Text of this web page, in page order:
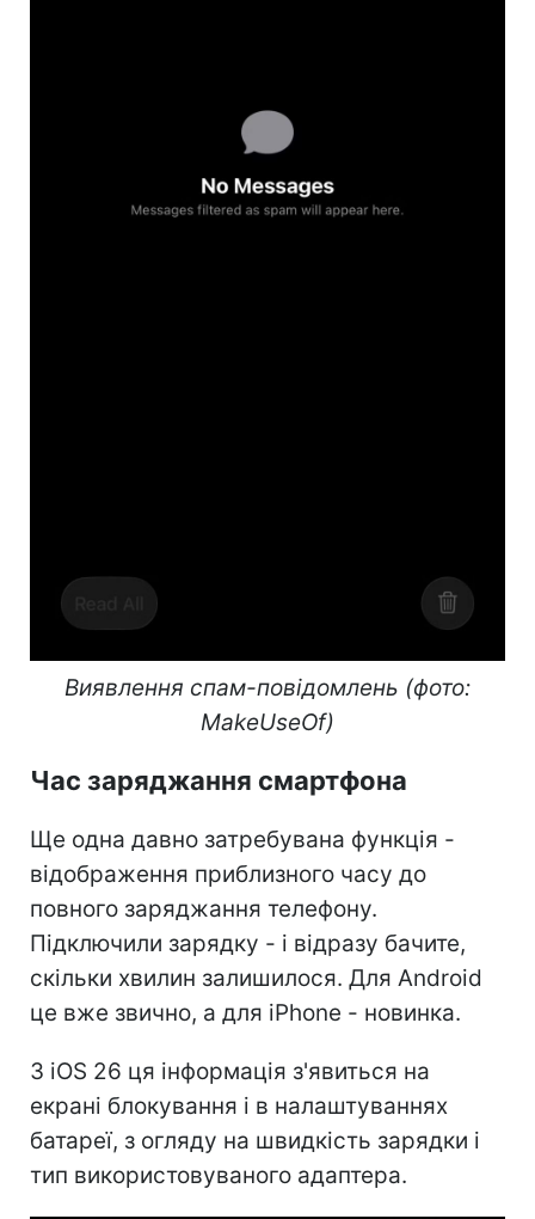
Виявлення спам-повідомлень (фото:
MakeUseOf)
Час заряджання смартфона
Ще одна давно затребувана функція -
відображення приблизного часу до
повного заряджання телефону.
Підключили зарядку - і відразу бачите,
скільки хвилин залишилося. Для Android
це вже звично, а для iPhone - новинка.
З iOS 26 ця інформація з'явиться на
екрані блокування і в налаштуваннях
батареї, з огляду на швидкість зарядки і
тип використовуваного адаптера.